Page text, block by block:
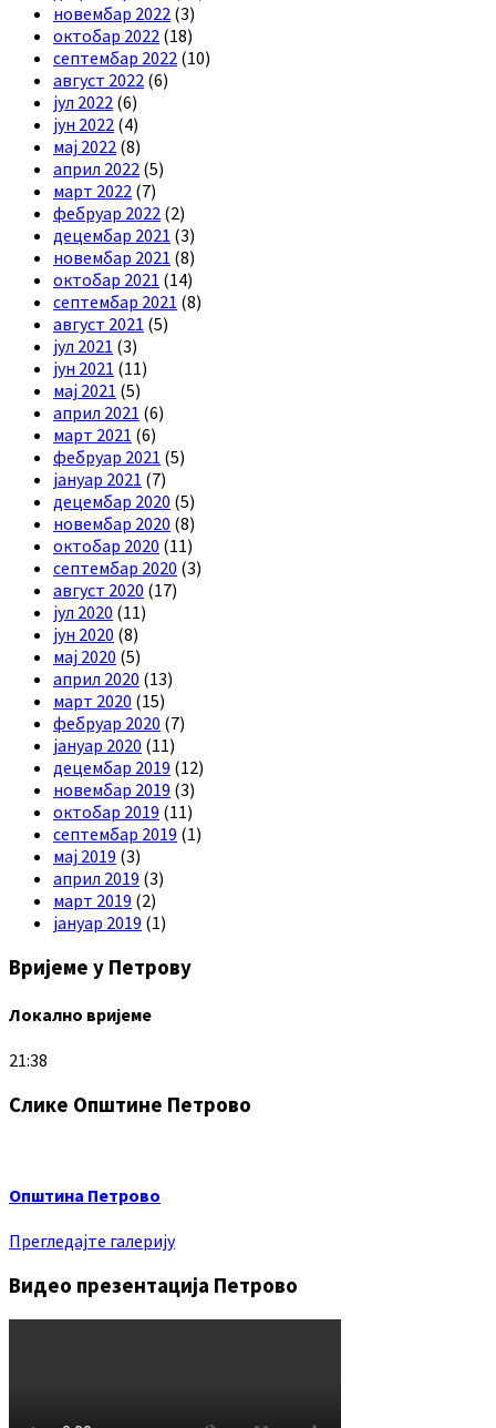
новембар 2022 (3)
октобар 2022 (18)
септембар 2022 (10)
август 2022 (6)
јул 2022 (6)
јун 2022 (4)
мај 2022 (8)
април 2022 (5)
март 2022 (7)
фебруар 2022 (2)
децембар 2021 (3)
новембар 2021 (8)
октобар 2021 (14)
септембар 2021 (8)
август 2021 (5)
јул 2021 (3)
јун 2021 (11)
мај 2021 (5)
април 2021 (6)
март 2021 (6)
фебруар 2021 (5)
јануар 2021 (7)
децембар 2020 (5)
новембар 2020 (8)
октобар 2020 (11)
септембар 2020 (3)
август 2020 (17)
јул 2020 (11)
јун 2020 (8)
мај 2020 (5)
април 2020 (13)
март 2020 (15)
фебруар 2020 (7)
јануар 2020 (11)
децембар 2019 (12)
новембар 2019 (3)
октобар 2019 (11)
септембар 2019 (1)
мај 2019 (3)
април 2019 (3)
март 2019 (2)
јануар 2019 (1)
Вријеме у Петрову
Локално вријеме
21:38
Слике Општине Петрово
Општина Петрово
Прегледајте галерију
Видео презентација Петрово